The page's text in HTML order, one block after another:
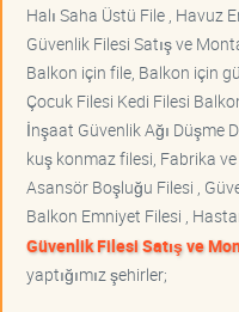
Halı Saha Üstü File , Havuz
Güvenlik Filesi Satış ve
Balkon için file, Balkon için
Çocuk Filesi Kedi Filesi
İnşaat Güvenlik Ağı Düşme
kuş konmaz filesi, Fabrika
Asansör Boşluğu Filesi ,
Balkon Emniyet Filesi ,
Güvenlik Filesi Satış ve
yaptığımız şehirler;